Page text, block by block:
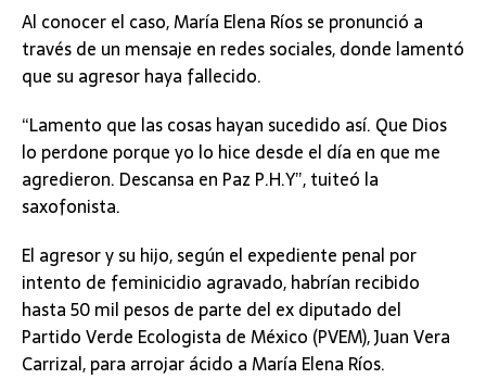
Al conocer el caso, María Elena Ríos se pronunció a
través de un mensaje en redes sociales, donde lamentó
que su agresor haya fallecido.
“Lamento que las cosas hayan sucedido así. Que Dios
lo perdone porque yo lo hice desde el día en que me
agredieron. Descansa en Paz P.H.Y”, tuiteó la
saxofonista.
El agresor y su hijo, según el expediente penal por
intento de feminicidio agravado, habrían recibido
hasta 50 mil pesos de parte del ex diputado del
Partido Verde Ecologista de México (PVEM), Juan Vera
Carrizal, para arrojar ácido a María Elena Ríos.